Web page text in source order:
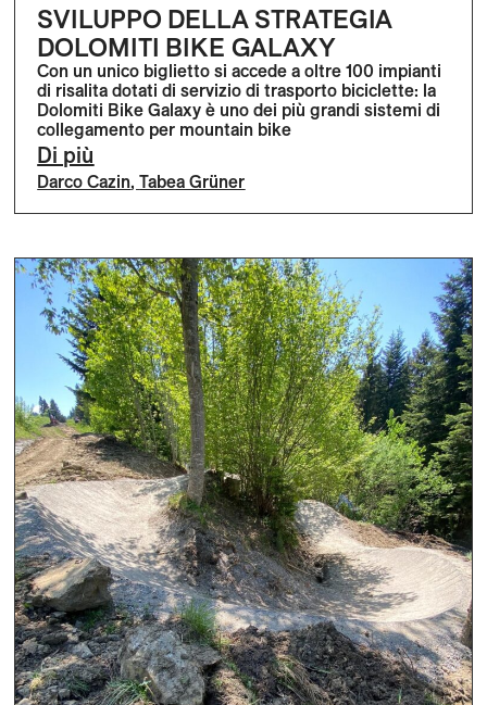
SVILUPPO DELLA STRATEGIA
DOLOMITI BIKE GALAXY
Con un unico biglietto si accede a oltre 100 impianti
di risalita dotati di servizio di trasporto biciclette: la
Dolomiti Bike Galaxy è uno dei più grandi sistemi di
collegamento per mountain bike
Di più
Darco Cazin,Tabea Grüner